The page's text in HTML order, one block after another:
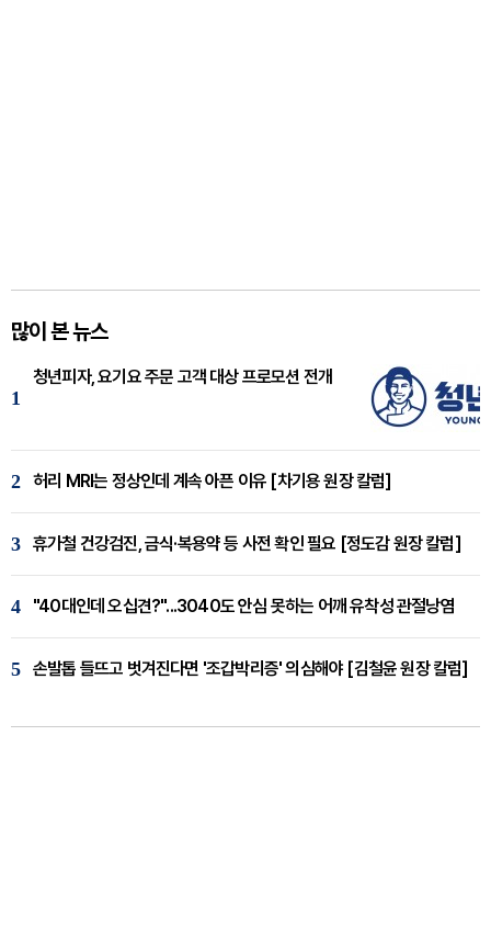
많이 본 뉴스
1
청년피자, 요기요 주문 고객 대상 프로모션 전개
2 허리 MRI는 정상인데 계속 아픈 이유 [차기용 원장 칼럼]
3 휴가철 건강검진, 금식·복용약 등 사전 확인 필요 [정도감 원장 칼럼]
4 "40대인데 오십견?"...3040도 안심 못하는 어깨 유착성 관절낭염
5 손발톱 들뜨고 벗겨진다면 '조갑박리증' 의심해야 [김철윤 원장 칼럼]